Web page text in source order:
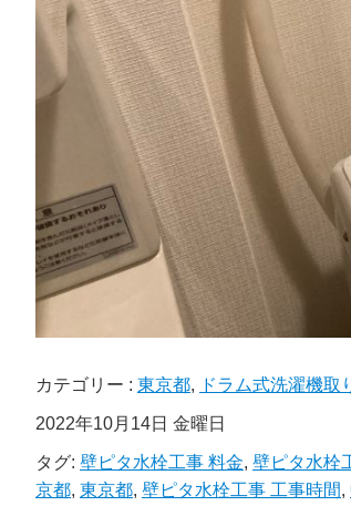
カテゴリー : 東京都, ドラム式洗濯機取
2022年10月14日 金曜日
タグ: 壁ピタ水栓工事 料金, 壁ピタ水栓
京都, 東京都, 壁ピタ水栓工事 工事時間,